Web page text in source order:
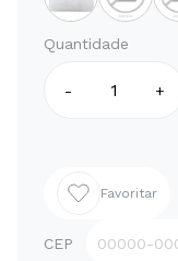
Quantidade
- +
Favoritar
CEP